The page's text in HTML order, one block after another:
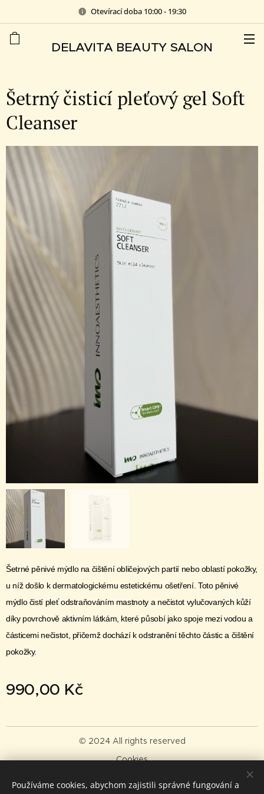
Otevírací doba 10:00 - 19:30
DELAVITA BEAUTY SALON
Šetrný čisticí pleťový gel Soft
Cleanser
Šetrné pěnivé mýdlo na čištění obličejových partií nebo oblastí pokožky,
u níž došlo k dermatologickému estetickému ošetření. Toto pěnivé
mýdlo čistí pleť odstraňováním mastnoty a nečistot vylučovaných kůží
díky povrchově aktivním látkám, které působí jako spoje mezi vodou a
částicemi nečistot, přičemž dochází k odstranění těchto částic a čištění
pokožky.
990,00 Kč
© 2024 All rights reserved
Cookies
Jazyky
Používáme cookies, abychom zajistili správné fungování a